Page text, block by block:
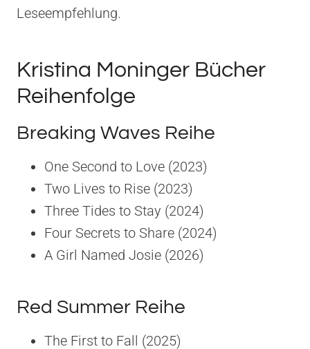
Leseempfehlung.
Kristina Moninger Bücher
Reihenfolge
Breaking Waves Reihe
One Second to Love (2023)
Two Lives to Rise (2023)
Three Tides to Stay (2024)
Four Secrets to Share (2024)
A Girl Named Josie (2026)
Red Summer Reihe
The First to Fall (2025)